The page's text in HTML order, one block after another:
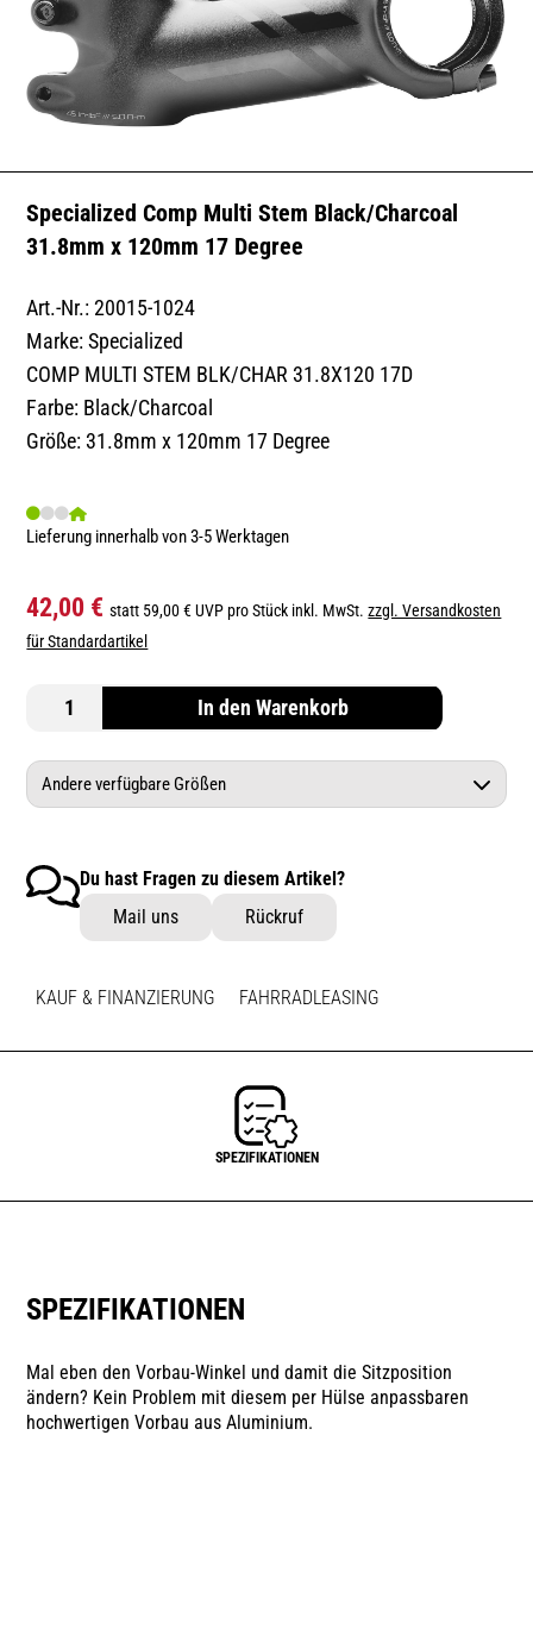
Specialized Comp Multi Stem Black/Charcoal
31.8mm x 120mm 17 Degree
Art.-Nr.: 20015-1024
Marke: Specialized
COMP MULTI STEM BLK/CHAR 31.8X120 17D
Farbe: Black/Charcoal
Größe: 31.8mm x 120mm 17 Degree
Lieferung innerhalb von 3-5 Werktagen
42,00 €statt 59,00 € UVP pro Stück inkl. MwSt.zzgl. Versandkosten
für Standardartikel
In den Warenkorb
Andere verfügbare Größen
90mm 12 Degree
Du hast Fragen zu diesem Artikel?
Mail uns
Rückruf
KAUF & FINANZIERUNG FAHRRADLEASING
SPEZIFIKATIONEN
SPEZIFIKATIONEN
Mal eben den Vorbau-Winkel und damit die Sitzposition
ändern? Kein Problem mit diesem per Hülse anpassbaren
hochwertigen Vorbau aus Aluminium.